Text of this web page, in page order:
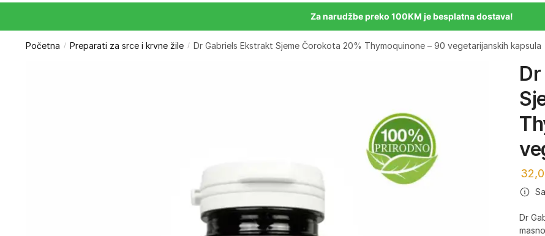
Za narudžbe preko 100KM je besplatna dostava!
Početna / Preparati za srce i krvne žile / Dr Gabriels Ekstrakt Sjeme Čorokota 20% Thymoquinone – 90 vegetarijanskih kapsula
Dr